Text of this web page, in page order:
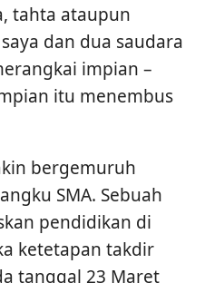
tahta ataupun
dan dua saudara
impian –
itu menembus
bergemuruh
SMA. Sebuah
pendidikan di
ketetapan takdir
tanggal 23 Maret